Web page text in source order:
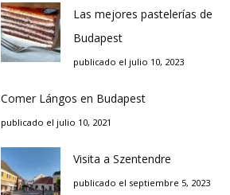
Las mejores pastelerías de
Budapest
publicado el julio 10, 2023
Comer Lángos en Budapest
publicado el julio 10, 2021
Visita a Szentendre
publicado el septiembre 5, 2023